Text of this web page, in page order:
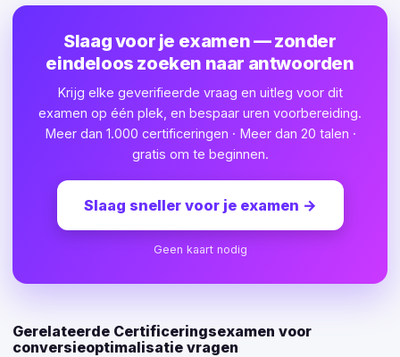
Slaag voor je examen — zonder
eindeloos zoeken naar antwoorden
Krijg elke geverifieerde vraag en uitleg voor dit
examen op één plek, en bespaar uren voorbereiding.
Meer dan 1.000 certificeringen · Meer dan 20 talen ·
gratis om te beginnen.
Slaag sneller voor je examen →
Geen kaart nodig
Gerelateerde Certificeringsexamen voor
conversieoptimalisatie vragen